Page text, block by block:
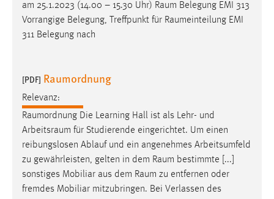
am 25.1.2023 (14.00 – 15.30 Uhr) Raum Belegung EMI 313
Vorrangige Belegung, Treffpunkt für Raumeinteilung EMI
311 Belegung nach
[PDF] Raumordnung
Relevanz:
Raumordnung Die Learning Hall ist als Lehr- und
Arbeitsraum für Studierende eingerichtet. Um einen
reibungslosen Ablauf und ein angenehmes Arbeitsumfeld
zu gewährleisten, gelten in dem Raum bestimmte [...]
sonstiges Mobiliar aus dem Raum zu entfernen oder
fremdes Mobiliar mitzubringen. Bei Verlassen des
Facebook Pixel
Name:
Facebook
Zweck:
Conversion-Tracking
Cookie Laufzeit:
3 Monate